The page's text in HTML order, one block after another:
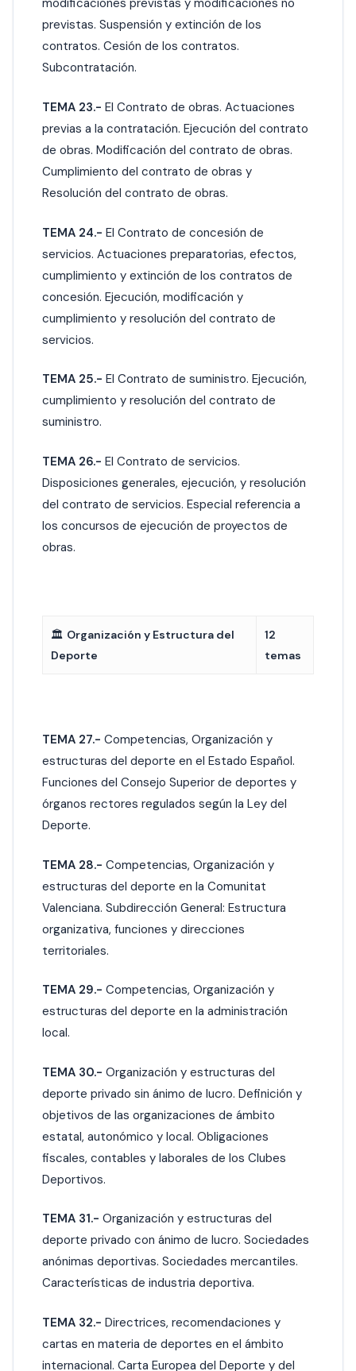
modificaciones previstas y modificaciones no
previstas. Suspensión y extinción de los
contratos. Cesión de los contratos.
Subcontratación.
TEMA 23.- El Contrato de obras. Actuaciones
previas a la contratación. Ejecución del contrato
de obras. Modificación del contrato de obras.
Cumplimiento del contrato de obras y
Resolución del contrato de obras.
TEMA 24.- El Contrato de concesión de
servicios. Actuaciones preparatorias, efectos,
cumplimiento y extinción de los contratos de
concesión. Ejecución, modificación y
cumplimiento y resolución del contrato de
servicios.
TEMA 25.- El Contrato de suministro. Ejecución,
cumplimiento y resolución del contrato de
suministro.
TEMA 26.- El Contrato de servicios.
Disposiciones generales, ejecución, y resolución
del contrato de servicios. Especial referencia a
los concursos de ejecución de proyectos de
obras.
🏛️ Organización y Estructura del
Deporte
12
temas
TEMA 27.- Competencias, Organización y
estructuras del deporte en el Estado Español.
Funciones del Consejo Superior de deportes y
órganos rectores regulados según la Ley del
Deporte.
TEMA 28.- Competencias, Organización y
estructuras del deporte en la Comunitat
Valenciana. Subdirección General: Estructura
organizativa, funciones y direcciones
territoriales.
TEMA 29.- Competencias, Organización y
estructuras del deporte en la administración
local.
TEMA 30.- Organización y estructuras del
deporte privado sin ánimo de lucro. Definición y
objetivos de las organizaciones de ámbito
estatal, autonómico y local. Obligaciones
fiscales, contables y laborales de los Clubes
Deportivos.
TEMA 31.- Organización y estructuras del
deporte privado con ánimo de lucro. Sociedades
anónimas deportivas. Sociedades mercantiles.
Características de industria deportiva.
TEMA 32.- Directrices, recomendaciones y
cartas en materia de deportes en el ámbito
internacional. Carta Europea del Deporte y del